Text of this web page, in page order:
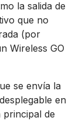
la salida de
que no
(por
Wireless GO
se envía la
en
principal de